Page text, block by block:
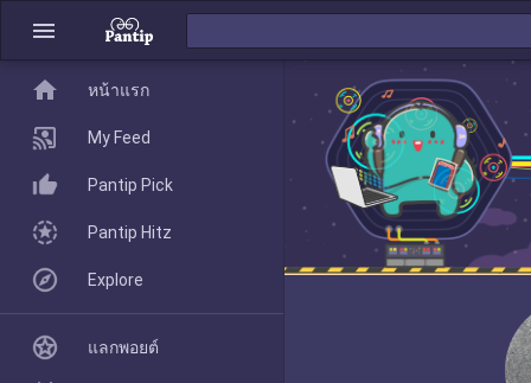
menu
home
Pantip Pick
home หน้าแรก
My Feed
Pantip Pick
Pantip Hitz
Explore
แลกพอยต์